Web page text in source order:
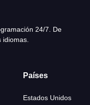
24/7. De
Países
Estados Unidos